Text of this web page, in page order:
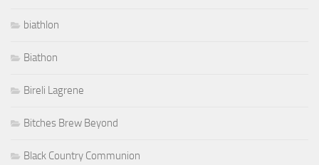
biathlon
Biathon
Bireli Lagrene
Bitches Brew Beyond
Black Country Communion